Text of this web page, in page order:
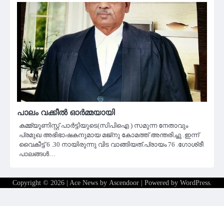
പാലം വക്കീൽ ഓർമ്മയായി
കമ്മ്യൂണിസ്റ്റ് പാർട്ടിയുടെ(സിപിഐ ) സമുന്ന നേതാവും
പ്രമുഖ അഭിഭാഷകനുമായ മജ്‌നു കോമത്ത് അന്തരിച്ചു .ഇന്ന്
വൈകീട്ട് 6 .30 നായിരുന്നു വിട വാങ്ങിയത്.പ്രായം 76 .ഗോശ്രീ
പാലങ്ങൾ…
Copyright © 2026 | Ace News by Ascendoor| Powered by WordPress.